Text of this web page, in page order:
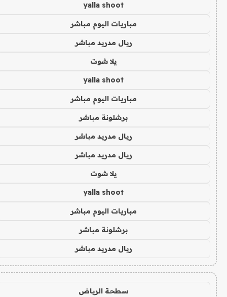
yalla shoot
مباريات اليوم مباشر
ريال مدريد مباشر
يلا شوت
yalla shoot
مباريات اليوم مباشر
برشلونة مباشر
ريال مدريد مباشر
ريال مدريد مباشر
يلا شوت
yalla shoot
مباريات اليوم مباشر
برشلونة مباشر
ريال مدريد مباشر
سطحة الرياض